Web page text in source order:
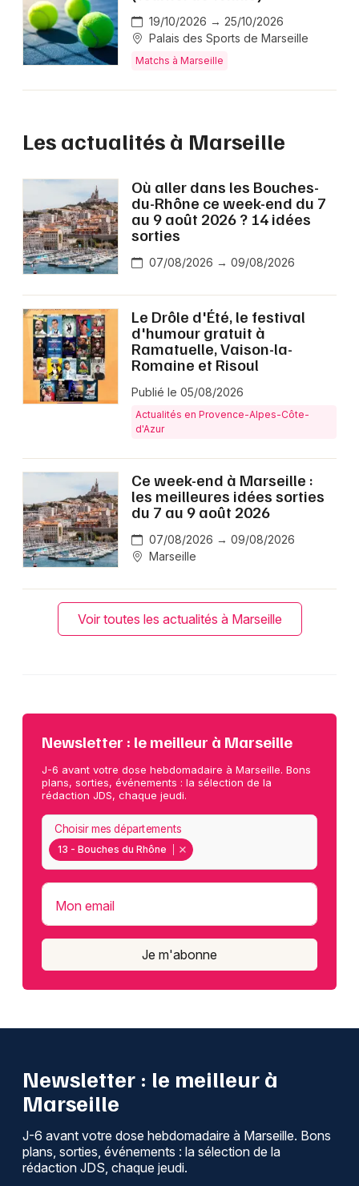
19/10/2026 → 25/10/2026
Palais des Sports de Marseille
Matchs à Marseille
Les actualités à Marseille
Où aller dans les Bouches-
du-Rhône ce week-end du 7
au 9 août 2026 ? 14 idées
sorties
07/08/2026 → 09/08/2026
Le Drôle d'Été, le festival
d'humour gratuit à
Ramatuelle, Vaison-la-
Romaine et Risoul
Publié le 05/08/2026
Actualités en Provence-Alpes-Côte-
d'Azur
Ce week-end à Marseille :
les meilleures idées sorties
du 7 au 9 août 2026
07/08/2026 → 09/08/2026
Marseille
Voir toutes les actualités à Marseille
Newsletter : le meilleur à Marseille
J-6 avant votre dose hebdomadaire à Marseille. Bons
plans, sorties, événements : la sélection de la
rédaction JDS, chaque jeudi.
13 - Bouches du Rhône
Choisir mes départements
Mon email
Je m'abonne
Newsletter : le meilleur à
Marseille
J-6 avant votre dose hebdomadaire à Marseille. Bons
plans, sorties, événements : la sélection de la
rédaction JDS, chaque jeudi.